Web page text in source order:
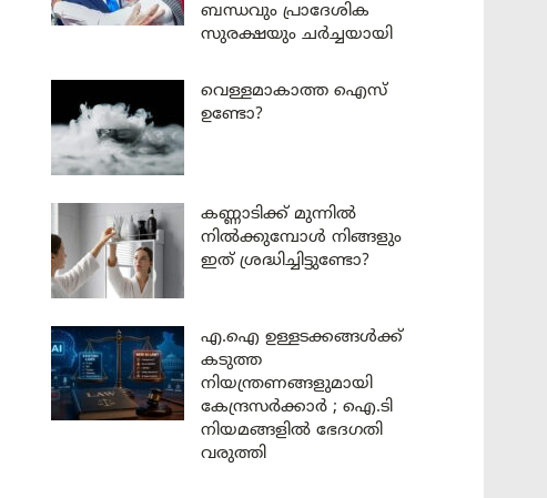
ബന്ധവും പ്രാദേശിക
സുരക്ഷയും ചർച്ചയായി
വെള്ളമാകാത്ത ഐസ്
ഉണ്ടോ?
കണ്ണാടിക്ക് മുന്നിൽ
നിൽക്കുമ്പോൾ നിങ്ങളും
ഇത് ശ്രദ്ധിച്ചിട്ടുണ്ടോ?
എ.ഐ ഉള്ളടക്കങ്ങൾക്ക്
കടുത്ത
നിയന്ത്രണങ്ങളുമായി
കേന്ദ്രസർക്കാർ ; ഐ.ടി
നിയമങ്ങളിൽ ഭേദഗതി
വരുത്തി